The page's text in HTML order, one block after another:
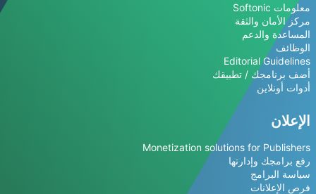
معلومات Softonic
مركز الأمان والثقة
المساعدة والدعم
الوظائف
Editorial Guidelines
أضف برنامجك / تطبيقك
أدوات أونلاين
الإعلان
Monetization solutions for Publishers
رفع برامجك وإدارتها
سياسة البرامج
فرص الإعلانات